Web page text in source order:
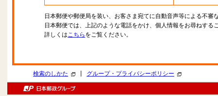
日本郵便や郵便局を装い、お客さま宛てに自動音声等による不審
日本郵便では、上記のような電話をかけ、個人情報をお尋ねする
詳しくはこちら をご覧ください。
検索のしかた グループ・プライバシーポリシー